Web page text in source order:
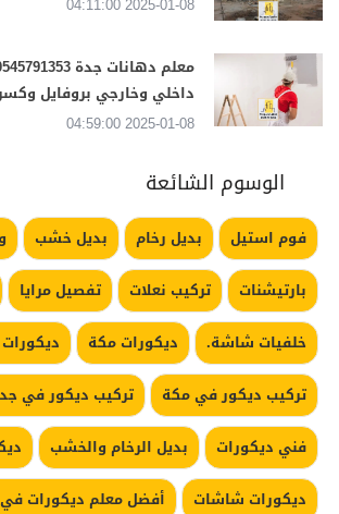
داخلي وخارجي بروفايل
2025-01-08 04:59:00
الوسوم الشائعة
فوم استيل بديل رخام بديل خشب
بارتيشنات
تركيب نعلات تفصيل مرايا
خلفيات شاشة.
ديكورات مكة
تركيب ديكور في مكة
تركيب ديكور في
فني ديكورات
بديل الرخام والخشب
ديكورات شاشات
أفضل معلم ديكورات